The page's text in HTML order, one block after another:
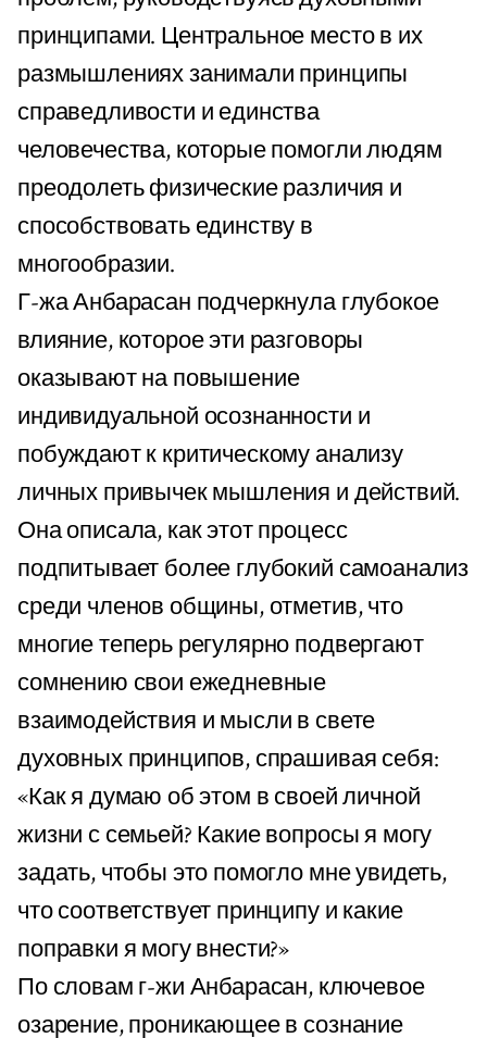
принципами. Центральное место в их
размышлениях занимали принципы
справедливости и единства
человечества, которые помогли людям
преодолеть физические различия и
способствовать единству в
многообразии.
Г-жа Анбарасан подчеркнула глубокое
влияние, которое эти разговоры
оказывают на повышение
индивидуальной осознанности и
побуждают к критическому анализу
личных привычек мышления и действий.
Она описала, как этот процесс
подпитывает более глубокий самоанализ
среди членов общины, отметив, что
многие теперь регулярно подвергают
сомнению свои ежедневные
взаимодействия и мысли в свете
духовных принципов, спрашивая себя:
«Как я думаю об этом в своей личной
жизни с семьей? Какие вопросы я могу
задать, чтобы это помогло мне увидеть,
что соответствует принципу и какие
поправки я могу внести?»
По словам г-жи Анбарасан, ключевое
озарение, проникающее в сознание